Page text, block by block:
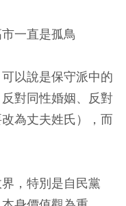
一直是孤鳥
以說是保守派中的
對同性婚姻、反對
為丈夫姓氏），而
，特別是自民黨